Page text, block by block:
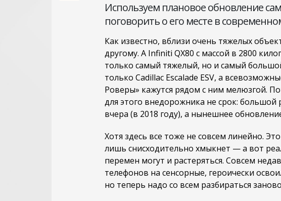
Используем плановое обновление
поговорить о его месте в
Как известно, вблизи очень тяжелых
другому. А Infiniti QX80 с массой в 2800
только самый тяжелый, но и самый
только Cadillac Escalade ESV, а
Роверы» кажутся рядом с ним мелюзгой.
для этого внедорожника не срок: большой
вчера (в 2018 году), а нынешнее
Хотя здесь все тоже не совсем линейно.
лишь снисходительно хмыкнет — а вот
перемен могут и растеряться. Совсем
телефонов на сенсорные, героически
но теперь надо со всем разбираться